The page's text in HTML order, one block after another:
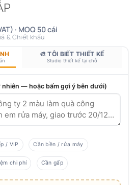
· MOQ 50 cái
& Chiết khấu
🎨 TÔI BIẾT THIẾT KẾ
Studio thiết kế tại chỗ
nhiên — hoặc bấm gợi ý bên dưới)
/ VIP Cần bền / rửa máy
chi phí Cần gấp